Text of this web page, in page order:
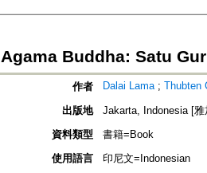
Agama Buddha: Satu
作者 Dalai Lama ; Thubten
出版地
Jakarta, Indonesia [
資料類型
書籍=Book
使用語言
印尼文=Indonesian